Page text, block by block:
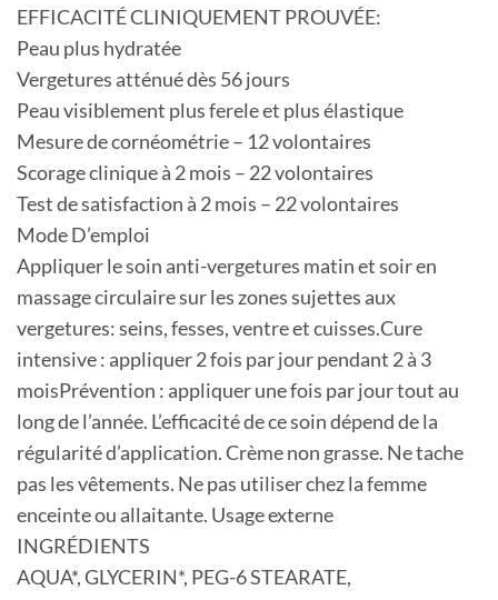
EFFICACITÉ CLINIQUEMENT PROUVÉE:
Peau plus hydratée
Vergetures atténué dès 56 jours
Peau visiblement plus ferele et plus élastique
Mesure de cornéométrie – 12 volontaires
Scorage clinique à 2 mois – 22 volontaires
Test de satisfaction à 2 mois – 22 volontaires
Mode D’emploi
Appliquer le soin anti-vergetures matin et soir en
massage circulaire sur les zones sujettes aux
vergetures: seins, fesses, ventre et cuisses.Cure
intensive : appliquer 2 fois par jour pendant 2 à 3
moisPrévention : appliquer une fois par jour tout au
long de l’année. L’efficacité de ce soin dépend de la
régularité d’application. Crème non grasse. Ne tache
pas les vêtements. Ne pas utiliser chez la femme
enceinte ou allaitante. Usage externe
INGRÉDIENTS
AQUA*, GLYCERIN*, PEG-6 STEARATE,